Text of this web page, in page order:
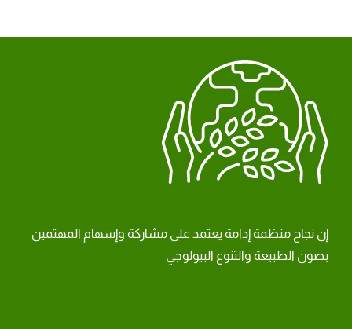
إن نجاح منظمة إدامة يعتمد على مشاركة وإسهام المهتمين
بصون الطبيعة والتنوع البيولوجي